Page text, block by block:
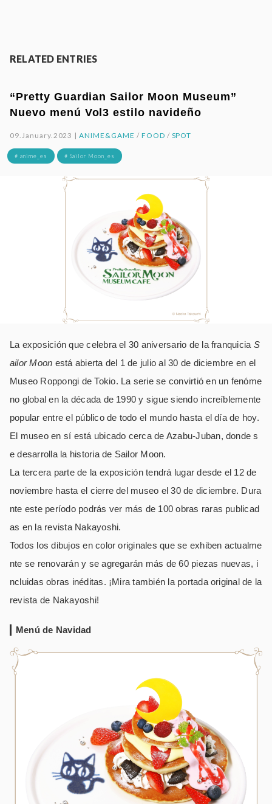
RELATED ENTRIES
“Pretty Guardian Sailor Moon Museum”
Nuevo menú Vol3 estilo navideño
09.January.2023 |ANIME&GAME / FOOD / SPOT
# anime_es # Sailor Moon_es
La exposición que celebra el 30 aniversario de la franquicia S
ailor Moon está abierta del 1 de julio al 30 de diciembre en el
Museo Roppongi de Tokio. La serie se convirtió en un fenóme
no global en la década de 1990 y sigue siendo increíblemente
popular entre el público de todo el mundo hasta el día de hoy.
El museo en sí está ubicado cerca de Azabu-Juban, donde s
e desarrolla la historia de Sailor Moon.
La tercera parte de la exposición tendrá lugar desde el 12 de
noviembre hasta el cierre del museo el 30 de diciembre. Dura
nte este período podrás ver más de 100 obras raras publicad
as en la revista Nakayoshi.
Todos los dibujos en color originales que se exhiben actualme
nte se renovarán y se agregarán más de 60 piezas nuevas, i
ncluidas obras inéditas. ¡Mira también la portada original de la
revista de Nakayoshi!
Menú de Navidad